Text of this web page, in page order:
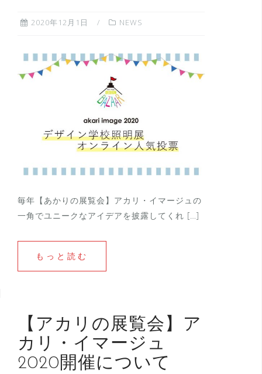
2020年12月1日 NEWS
毎年【あかりの展覧会】アカリ・イマージュの
一角でユニークなアイデアを披露してくれ […]
もっと読む
【アカリの展覧会】ア
カリ・イマージュ
2020開催について